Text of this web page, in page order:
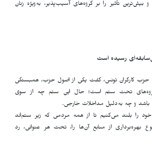
تأثیر را بر گروه‌های آسیب‌پذیر، به‌ویژه زنان
رسیده است
حزب کارگران تونس، گفت یکی از اصول حزب، همبستگی
تحت ستم است؛ حال این ستم چه از سوی
و چه به‌دلیل مداخلات خارجی.
را بلند می‌کنیم تا از همه مردمی که زیر ستم‌اند
بهره‌برداری از منابع آن‌ها را، تحت هر عنوانی، رد